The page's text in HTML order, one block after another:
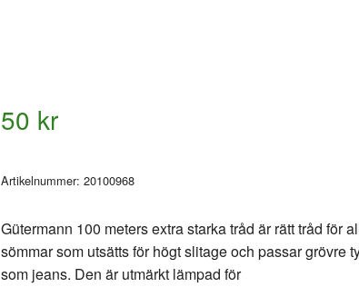
50 kr
Artikelnummer: 20100968
Gütermann 100 meters extra starka tråd är rätt tråd för
sömmar som utsätts för högt slitage och passar grövre
som jeans. Den är utmärkt lämpad för